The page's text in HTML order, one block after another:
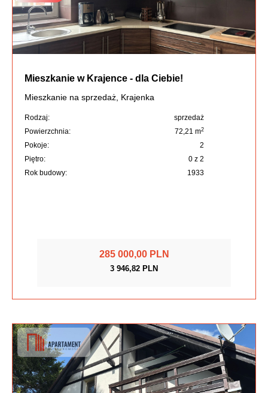
Mieszkanie w Krajence - dla Ciebie!
Mieszkanie na sprzedaż, Krajenka
Rodzaj:
sprzedaż
Powierzchnia:
72,21 m2
Pokoje:
2
Piętro:
0 z 2
Rok budowy:
1933
285 000,00 PLN
3 946,82 PLN